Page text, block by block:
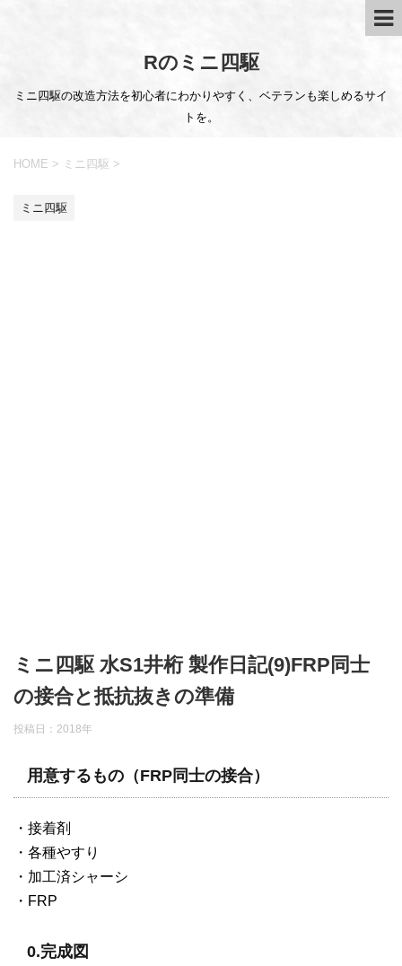
Rのミニ四駆
ミニ四駆の改造方法を初心者にわかりやすく、ベテランも楽しめるサイ
トを。
HOME > ミニ四駆 >
ミニ四駆
ミニ四駆 水S1井桁 製作日記(9)FRP同士
の接合と抵抗抜きの準備
投稿日： 2018年
用意するもの（FRP同士の接合）
・接着剤
・各種やすり
・加工済シャーシ
・FRP
0.完成図